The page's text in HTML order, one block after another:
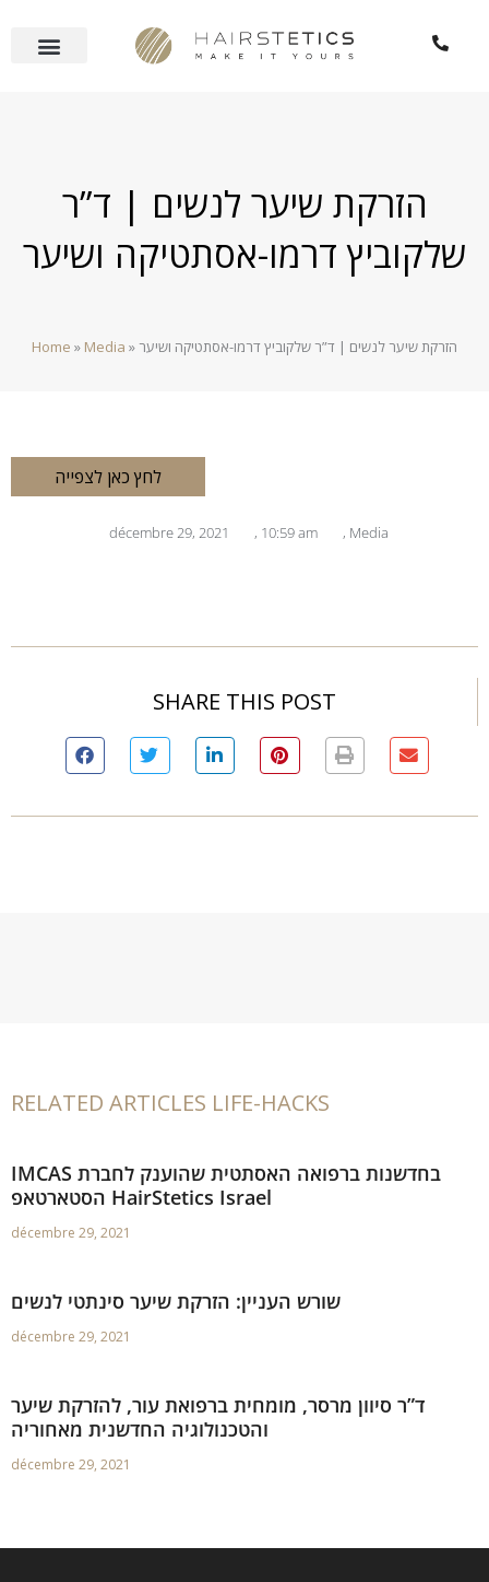
contenu
הזרקת שיער לנשים | ד”ר
שלקוביץ דרמו-אסתטיקה ושיער
Home » Media »הזרקת שיער לנשים | ד”ר שלקוביץ דרמו-אסתטיקה ושיער
לחץ כאן לצפייה
décembre 29, 2021 , 10:59 am , Media
SHARE THIS POST
RELATED ARTICLES LIFE-HACKS
IMCAS בחדשנות ברפואה האסתטית שהוענק לחברת
הסטארטאפ HairStetics Israel
décembre 29, 2021
שורש העניין: הזרקת שיער סינתטי לנשים
décembre 29, 2021
ד”ר סיוון מרסר, מומחית ברפואת עור, להזרקת שיער
והטכנולוגיה החדשנית מאחוריה
décembre 29, 2021